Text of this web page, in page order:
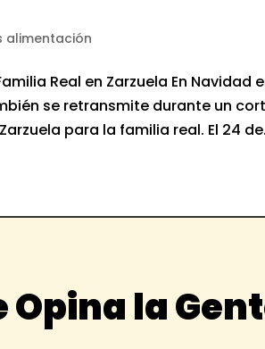
alimentación
Real en Zarzuela En Navidad
se retransmite durante un
para la familia real. El 24
Opina la